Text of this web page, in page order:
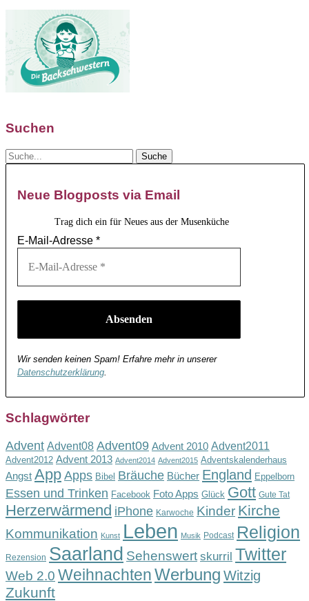
Suchen
Neue Blogposts via Email
Trag dich ein für Neues aus der Musenküche
E-Mail-Adresse *
Wir senden keinen Spam! Erfahre mehr in unserer
Datenschutzerklärung.
Schlagwörter
Advent Advent08 Advent09 Advent 2010 Advent2011
Advent2012 Advent 2013 Advent2014 Advent2015 Adventskalenderhaus
Angst App Apps Bibel Bräuche Bücher England Eppelborn
Essen und Trinken Facebook Foto Apps Glück Gott Gute Tat
Herzerwärmend iPhone Karwoche Kinder Kirche
Kommunikation Kunst Leben Musik Podcast Religion
Rezension Saarland Sehenswert skurril Twitter
Web 2.0 WeihnachtenWerbung Witzig
Zukunft